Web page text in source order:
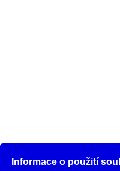
Informace o použití